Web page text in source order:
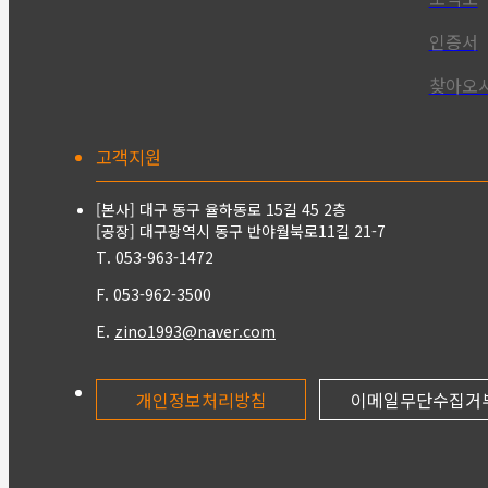
인증서
찾아오
고객지원
[본사] 대구 동구 율하동로 15길 45 2층
[공장] 대구광역시 동구 반야월북로11길 21-7
T. 053-963-1472
F. 053-962-3500
E. zino1993@naver.com
개인정보처리방침 이메일무단수집거